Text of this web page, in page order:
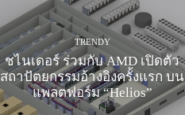
TRENDY
ชไนเดอร์ ร่วมกับ AMD เปิดตัว
สถาปัตยกรรมอ้างอิงครั้งแรก บน
แพลตฟอร์ม “Helios”